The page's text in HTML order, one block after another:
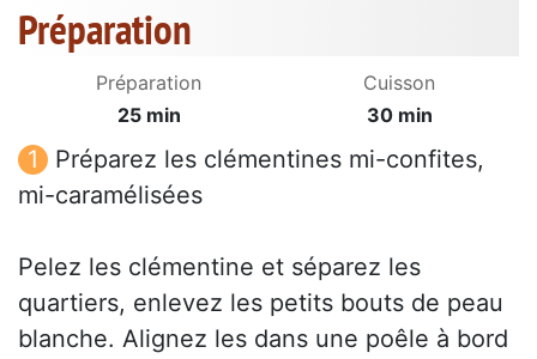
Préparation
Préparation
25 min
Cuisson
30 min
Préparez les clémentines mi-confites,
mi-caramélisées
Pelez les clémentine et séparez les
quartiers, enlevez les petits bouts de peau
blanche. Alignez les dans une poêle à bord